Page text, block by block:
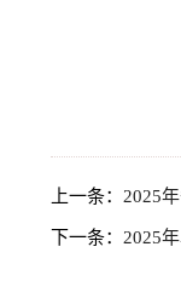
上一条： 2025
下一条： 2025